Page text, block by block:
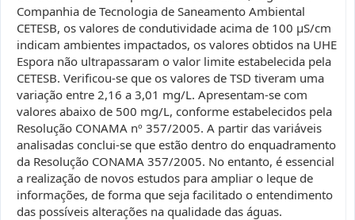
Companhia de Tecnologia de Saneamento Ambiental
CETESB, os valores de condutividade acima de 100 µS/cm
indicam ambientes impactados, os valores obtidos na UHE
Espora não ultrapassaram o valor limite estabelecida pela
CETESB. Verificou-se que os valores de TSD tiveram uma
variação entre 2,16 a 3,01 mg/L. Apresentam-se com
valores abaixo de 500 mg/L, conforme estabelecidos pela
Resolução CONAMA nº 357/2005. A partir das variáveis
analisadas conclui-se que estão dentro do enquadramento
da Resolução CONAMA 357/2005. No entanto, é essencial
a realização de novos estudos para ampliar o leque de
informações, de forma que seja facilitado o entendimento
das possíveis alterações na qualidade das águas.